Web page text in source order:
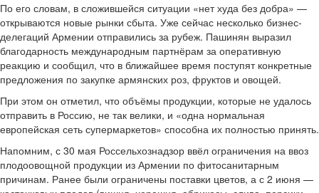
По его словам, в сложившейся ситуации «нет худа без добра» —
открываются новые рынки сбыта. Уже сейчас несколько бизнес-
делегаций Армении отправились за рубеж. Пашинян выразил
благодарность международным партнёрам за оперативную
реакцию и сообщил, что в ближайшее время поступят конкретные
предложения по закупке армянских роз, фруктов и овощей.
При этом он отметил, что объёмы продукции, которые не удалось
отправить в Россию, не так велики, и «одна нормальная
европейская сеть супермаркетов» способна их полностью принять.
Напомним, с 30 мая Россельхознадзор ввёл ограничения на ввоз
плодоовощной продукции из Армении по фитосанитарным
причинам. Ранее были ограничены поставки цветов, а с 2 июня —